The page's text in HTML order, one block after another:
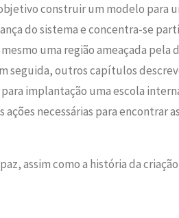
construir um modelo para
do sistema e concentra-se
uma região ameaçada pela
seguida, outroscapítulos
para implantação uma escola
ações necessárias para encontrar as
assim como a história da